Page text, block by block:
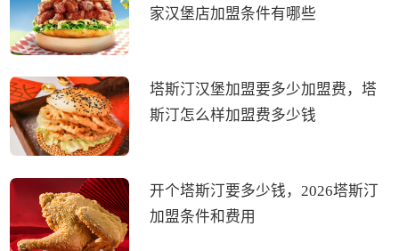
家汉堡店加盟条件有哪些
塔斯汀汉堡加盟要多少加盟费，塔
斯汀怎么样加盟费多少钱
开个塔斯汀要多少钱，2026塔斯汀
加盟条件和费用